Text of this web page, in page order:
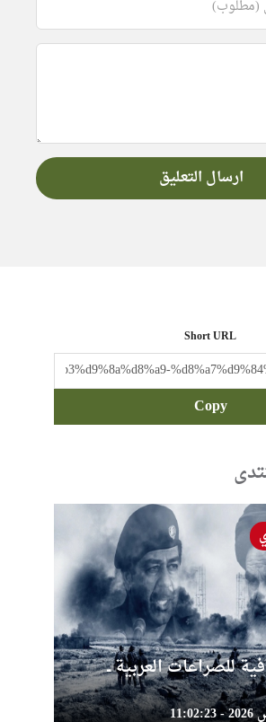
Short URL
Copy
للصراعات العربية ــ